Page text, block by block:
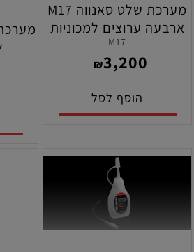
מערכת שלט סאנווה M17
ארבעה ערוצים למכוניות
שלט
M17
₪3,200
הוסף לסל